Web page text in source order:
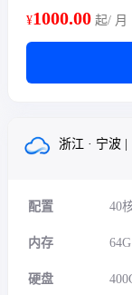
¥1000.00 起/ 月
浙江 · 宁波 |
配置 40
内存
硬盘